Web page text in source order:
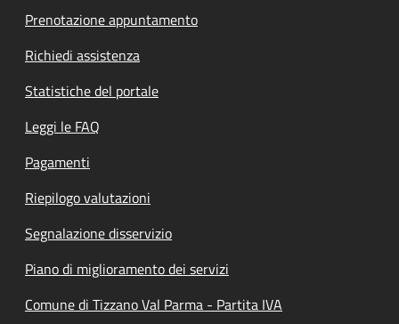
Prenotazione appuntamento
Richiedi assistenza
Statistiche del portale
Leggi le FAQ
Pagamenti
Riepilogo valutazioni
Segnalazione disservizio
Piano di miglioramento dei servizi
Comune di Tizzano Val Parma - Partita IVA